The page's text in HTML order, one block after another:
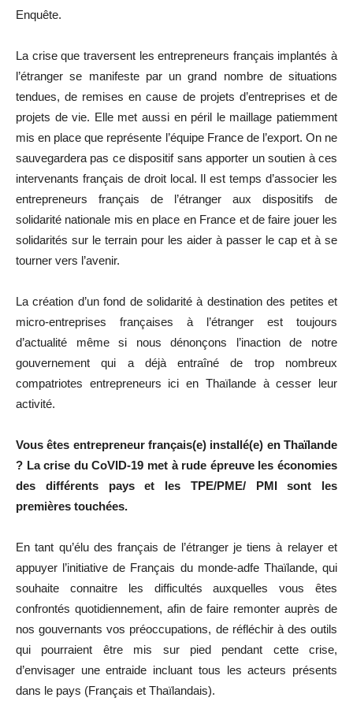
Enquête.
La crise que traversent les entrepreneurs français implantés à
l’étranger se manifeste par un grand nombre de situations
tendues, de remises en cause de projets d’entreprises et de
projets de vie. Elle met aussi en péril le maillage patiemment
mis en place que représente l’équipe France de l’export. On ne
sauvegardera pas ce dispositif sans apporter un soutien à ces
intervenants français de droit local. Il est temps d’associer les
entrepreneurs français de l’étranger aux dispositifs de
solidarité nationale mis en place en France et de faire jouer les
solidarités sur le terrain pour les aider à passer le cap et à se
tourner vers l’avenir.
La création d’un fond de solidarité à destination des petites et
micro-entreprises françaises à l’étranger est toujours
d’actualité même si nous dénonçons l’inaction de notre
gouvernement qui a déjà entraîné de trop nombreux
compatriotes entrepreneurs ici en Thaïlande à cesser leur
activité.
Vous êtes entrepreneur français(e) installé(e) en Thaïlande
? La crise du CoVID-19 met à rude épreuve les économies
des différents pays et les TPE/PME/ PMI sont les
premières touchées.
En tant qu’élu des français de l’étranger je tiens à relayer et
appuyer l’initiative de Français du monde-adfe Thaïlande, qui
souhaite connaitre les difficultés auxquelles vous êtes
confrontés quotidiennement, afin de faire remonter auprès de
nos gouvernants vos préoccupations, de réfléchir à des outils
qui pourraient être mis sur pied pendant cette crise,
d’envisager une entraide incluant tous les acteurs présents
dans le pays (Français et Thaïlandais).